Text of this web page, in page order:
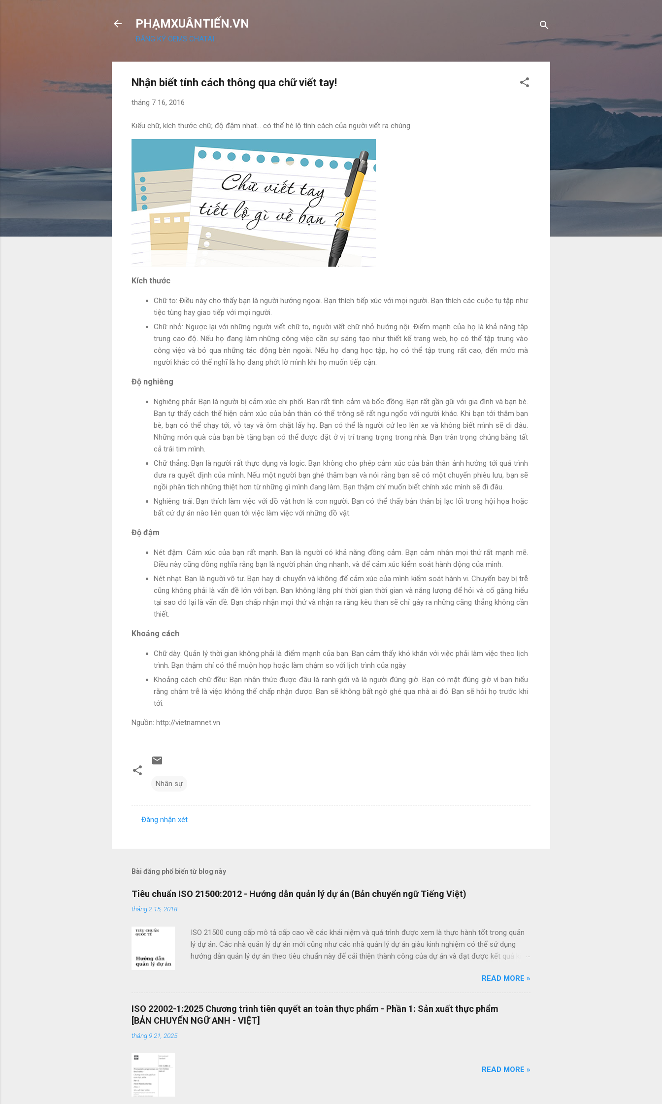
PHẠMXUÂNTIẾN.VN
ĐĂNG KÝ OEMS CHATAI
Nhận biết tính cách thông qua chữ viết tay!
tháng 7 16, 2016
Kiểu chữ, kích thước chữ, độ đậm nhạt... có thể hé lộ tính cách của người viết ra chúng
Kích thước
Chữ to: Điều này cho thấy bạn là người hướng ngoại. Bạn thích tiếp xúc với mọi người. Bạn thích các cuộc tụ tập như
tiệc tùng hay giao tiếp với mọi người.
Chữ nhỏ: Ngược lại với những người viết chữ to, người viết chữ nhỏ hướng nội. Điểm mạnh của họ là khả năng tập
trung cao độ. Nếu họ đang làm những công việc cần sự sáng tạo như thiết kế trang web, họ có thể tập trung vào
công việc và bỏ qua những tác động bên ngoài. Nếu họ đang học tập, họ có thể tập trung rất cao, đến mức mà
người khác có thể nghĩ là họ đang phớt lờ mình khi họ muốn tiếp cận.
Độ nghiêng
Nghiêng phải: Bạn là người bị cảm xúc chi phối. Bạn rất tình cảm và bốc đồng. Bạn rất gần gũi với gia đình và bạn bè.
Bạn tự thấy cách thể hiện cảm xúc của bản thân có thể trông sẽ rất ngu ngốc với người khác. Khi bạn tới thăm bạn
bè, bạn có thể chạy tới, vỗ tay và ôm chặt lấy họ. Bạn có thể là người cứ leo lên xe và không biết mình sẽ đi đâu.
Những món quà của bạn bè tặng bạn có thể được đặt ở vị trí trang trọng trong nhà. Bạn trân trọng chúng bằng tất
cả trái tim mình.
Chữ thẳng: Bạn là người rất thực dụng và logic. Bạn không cho phép cảm xúc của bản thân ảnh hưởng tới quá trình
đưa ra quyết định của mình. Nếu một người bạn ghé thăm bạn và nói rằng bạn sẽ có một chuyến phiêu lưu, bạn sẽ
ngồi phân tích những thiệt hơn từ những gì mình đang làm. Bạn thậm chí muốn biết chính xác mình sẽ đi đâu.
Nghiêng trái: Bạn thích làm việc với đồ vật hơn là con người. Bạn có thể thấy bản thân bị lạc lối trong hội họa hoặc
bất cứ dự án nào liên quan tới việc làm việc với những đồ vật.
Độ đậm
Nét đậm: Cảm xúc của bạn rất mạnh. Bạn là người có khả năng đồng cảm. Bạn cảm nhận mọi thứ rất mạnh mẽ.
Điều này cũng đồng nghĩa rằng bạn là người phản ứng nhanh, và để cảm xúc kiểm soát hành động của mình.
Nét nhạt: Bạn là người vô tư. Bạn hay di chuyển và không để cảm xúc của mình kiểm soát hành vi. Chuyến bay bị trễ
cũng không phải là vấn đề lớn với bạn. Bạn không lãng phí thời gian thời gian và năng lượng để hỏi và cố gắng hiểu
tại sao đó lại là vấn đề. Bạn chấp nhận mọi thứ và nhận ra rằng kêu than sẽ chỉ gây ra những căng thẳng không cần
thiết.
Khoảng cách
Chữ dày: Quản lý thời gian không phải là điểm mạnh của bạn. Bạn cảm thấy khó khăn với việc phải làm việc theo lịch
trình. Bạn thậm chí có thể muộn họp hoặc làm chậm so với lịch trình của ngày
Khoảng cách chữ đều: Bạn nhận thức được đâu là ranh giới và là người đúng giờ. Bạn có mặt đúng giờ vì bạn hiểu
rằng chậm trễ là việc không thể chấp nhận được. Bạn sẽ không bất ngờ ghé qua nhà ai đó. Bạn sẽ hỏi họ trước khi
tới.
Nguồn: http://vietnamnet.vn
Nhân sự
n
é
t
Đăng nhận xét
Bài đăng phổ biến từ blog này
Tiêu chuẩn ISO 21500:2012 - Hướng dẫn quản lý dự án (Bản chuyển ngữ Tiếng Việt)
tháng 2 15, 2018
ISO 21500 cung cấp mô tả cấp cao về các khái niệm và quá trình được xem là thực hành tốt trong quản
lý dự án. Các nhà quản lý dự án mới cũng như các nhà quản lý dự án giàu kinh nghiệm có thể sử dụng
hướng dẫn quản lý dự án theo tiêu chuẩn này để cải thiện thành công của dự án và đạt được kết quả kinh
các tổ chức nhằm nâng cao chất lượng dự án Tạo thuận lợi cho quá trình đấu thầu hiệu quả thông qua
việc sử dụng thuật ngữ quản lý dự án một cách nhất quán Cho phép sự linh hoạt của nhân viên quản lý dự
án và khả năng làm việc trong các dự án quốc tế Cung cấp các nguyên tắc và quy trình quản lý dự án
mang tính phổ quát OEMS Chuyển đổi số quy trình thật đơn giản. Hiện tại bộ quy trình ISO của bạn đang
được vận hành dạng bản in? OEMS là một công cụ tuyệt vời giúp bạn chuyển đổi số bộ quy trình của
READ MORE »
ISO 22002-1:2025 Chương trình tiên quyết an toàn thực phẩm - Phần 1: Sản xuất thực phẩm
[BẢN CHUYỂN NGỮ ANH - VIỆT]
tháng 9 21, 2025
READ MORE »